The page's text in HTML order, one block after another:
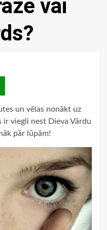
vai
un vēlas nonākt uz
ir viegli nest Dieva Vārdu
pār lūpām!